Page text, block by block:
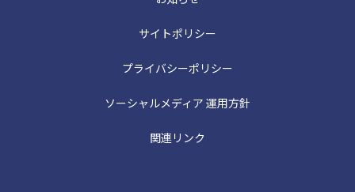
サイトポリシー
プライバシーポリシー
ソーシャルメディア 運用方針
関連リンク